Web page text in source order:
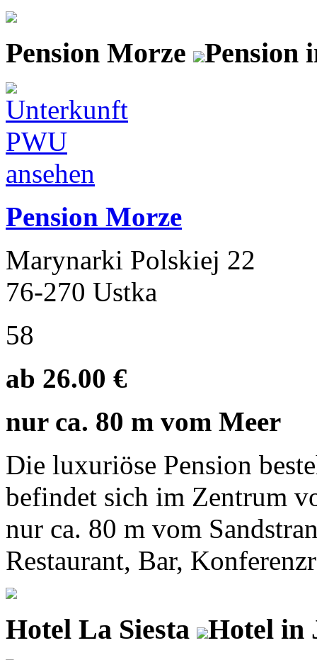
Pension Morze Pension
Pension Morze
Marynarki Polskiej 22
76-270 Ustka
58
ab 26.00 €
nur ca. 80 m vom Meer
Die luxuriöse Pension
befindet sich im Zentrum
nur ca. 80 m vom
Restaurant, Bar,
Hotel La Siesta Hotel in